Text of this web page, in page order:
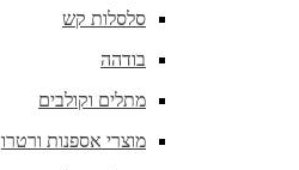
סלסלות קש
בודהה
מתלים וקולבים
מוצרי אספנות ורטרו